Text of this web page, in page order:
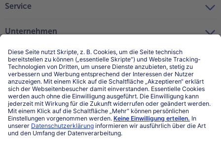
Service
Unternehmen
Über uns